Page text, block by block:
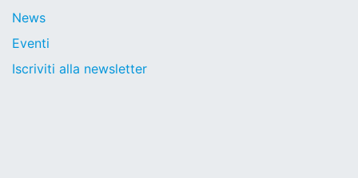
News
Eventi
Iscriviti alla newsletter